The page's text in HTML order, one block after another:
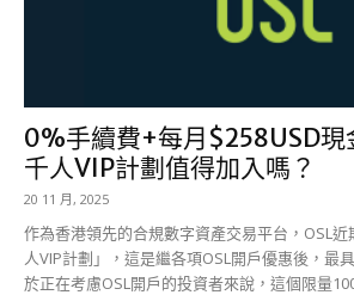
0%手續費+每月$258USD現
千人VIP計劃值得加入嗎？
20 11 月, 2025
作為香港領先的合規數字資產交易平台，OSL
人VIP計劃」，這是繼各項OSL開戶優惠後，最
於正在考慮OSL開戶的投資者來說，這個限量